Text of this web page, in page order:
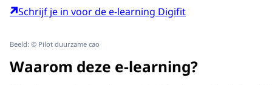
Schrijf je in voor de e-learning Digifit
Beeld: © Pilot duurzame cao
Waarom deze e-learning?